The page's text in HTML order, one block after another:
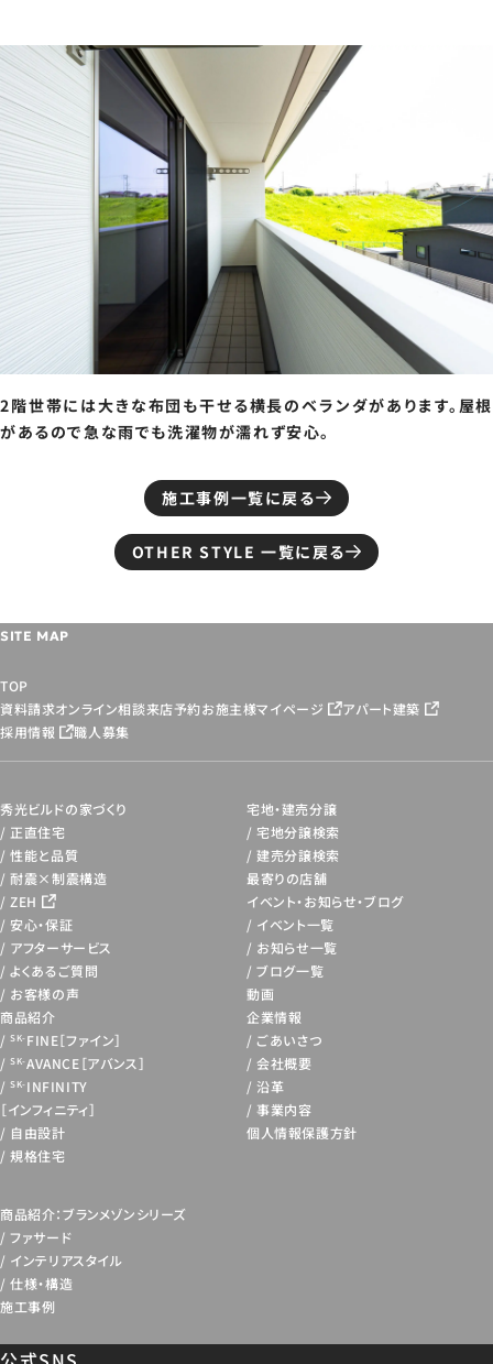
2階世帯には大きな布団も干せる横長のベランダがあります。屋根
があるので急な雨でも洗濯物が濡れず安心。
施工事例一覧に戻る
OTHER STYLE 一覧に戻る
SITE MAP
TOP
資料請求オンライン相談来店予約お施主様マイページ
アパート建築
採用情報
職人募集
秀光ビルドの家づくり
正直住宅
性能と品質
耐震×制震構造
ZEH
安心・保証
アフターサービス
よくあるご質問
お客様の声
商品紹介
SK-FINE［ファイン］
SK-AVANCE［アバンス］
SK-INFINITY
［インフィニティ］
自由設計
規格住宅
商品紹介：ブランメゾンシリーズ
ファサード
インテリアスタイル
仕様・構造
施工事例
宅地・建売分譲
宅地分譲検索
建売分譲検索
最寄りの店舗
イベント・お知らせ・ブログ
イベント一覧
お知らせ一覧
ブログ一覧
動画
企業情報
ごあいさつ
会社概要
沿革
事業内容
個人情報保護方針